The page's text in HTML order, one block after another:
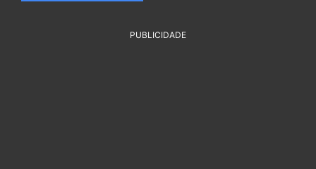
PUBLICIDADE